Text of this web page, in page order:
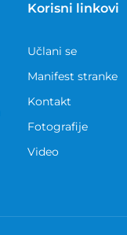
Korisni linkovi
Učlani se
Manifest stranke
Kontakt
Fotografije
Video